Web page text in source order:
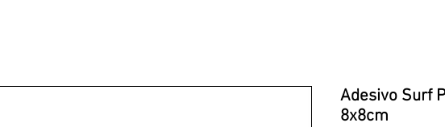
Adesivo Surf
8x8cm